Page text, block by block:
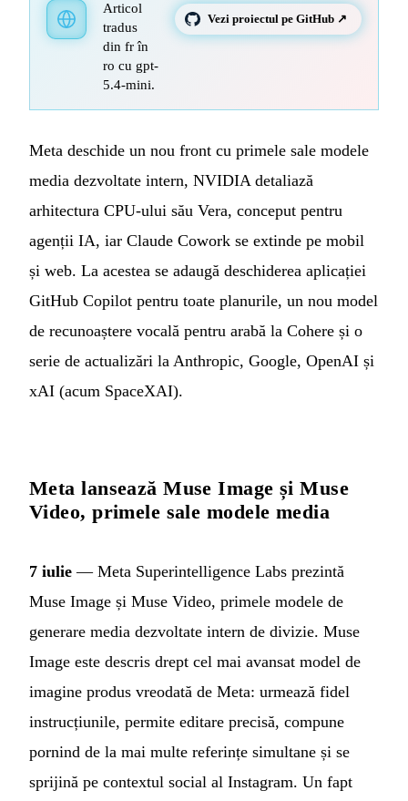
Articol
tradus
din fr în
ro cu gpt-
5.4-mini.
Vezi proiectul pe GitHub ↗
Meta deschide un nou front cu primele sale modele
media dezvoltate intern, NVIDIA detaliază
arhitectura CPU-ului său Vera, conceput pentru
agenții IA, iar Claude Cowork se extinde pe mobil
și web. La acestea se adaugă deschiderea aplicației
GitHub Copilot pentru toate planurile, un nou model
de recunoaștere vocală pentru arabă la Cohere și o
serie de actualizări la Anthropic, Google, OpenAI și
xAI (acum SpaceXAI).
Meta lansează Muse Image și Muse
Video, primele sale modele media
7 iulie — Meta Superintelligence Labs prezintă
Muse Image și Muse Video, primele modele de
generare media dezvoltate intern de divizie. Muse
Image este descris drept cel mai avansat model de
imagine produs vreodată de Meta: urmează fidel
instrucțiunile, permite editare precisă, compune
pornind de la mai multe referințe simultane și se
sprijină pe contextul social al Instagram. Un fapt